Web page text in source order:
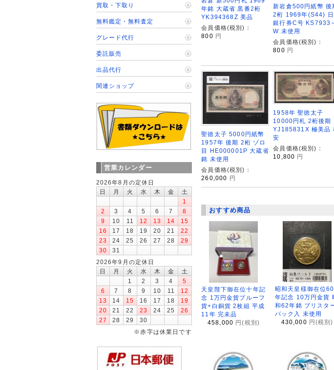
年銘 大蔵省 黒番2桁
YK394368Z 美品
会員価格(税別)：
800 円
新岩倉500円紙幣 後
2桁 1969年(S44) 日
銀行券C号 KS7933
W 未使用
会員価格(税別)：
800 円
聖徳太子 5000円紙幣
1957年 後期 2桁 ゾロ
目 HE000001P 大蔵省
銘 未使用
会員価格(税別)：
260,000 円
1958年 聖徳太子
10000円札 2桁後期
YJ185831X 極美品
安
会員価格(税別)：
10,800 円
おすすめ商品
天皇陛下御在位十年記
念 1万円金貨プルーフ
貨+白銅貨 2枚組 平成
11年 完未品
458,000 円(税別)
昭和天皇様御在位60
年記念 10万円金貨
和62年銘 ブリスタ
パック入 未使用
430,000 円(税別)
買取・下取り
無料鑑定・無料査定
グレード代行
委託販売
出品代行
関連ショップ
営業カレンダー
2026年8月の定休日
日
月 火 水 木 金
土
1
2
3 4 5 6 7
8
9
10 11 12 13 14
15
16
17 18 19 20 21
22
23
24 25 26 27 28
29
30
31
2026年9月の定休日
日
月 火 水 木 金
土
1
2 3 4
5
6
7 8 9 10 11
12
13
14 15 16 17 18
19
20
21 22 23 24 25
26
27
28 29
30
※赤字は休業日です